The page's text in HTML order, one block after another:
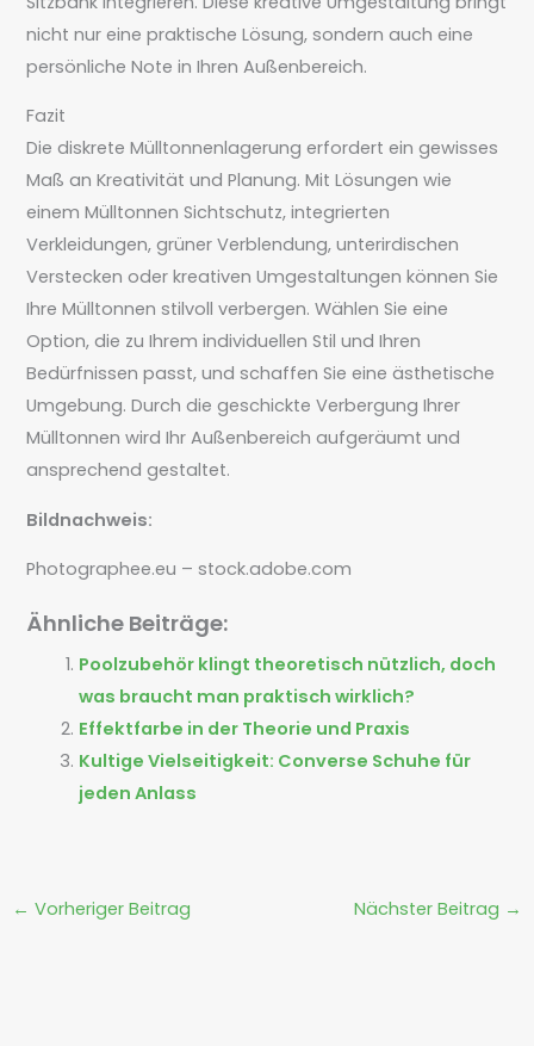
nicht nur eine praktische Lösung, sondern auch eine
persönliche Note in Ihren Außenbereich.
Fazit
Die diskrete Mülltonnenlagerung erfordert ein gewisses
Maß an Kreativität und Planung. Mit Lösungen wie
einem Mülltonnen Sichtschutz, integrierten
Verkleidungen, grüner Verblendung, unterirdischen
Verstecken oder kreativen Umgestaltungen können Sie
Ihre Mülltonnen stilvoll verbergen. Wählen Sie eine
Option, die zu Ihrem individuellen Stil und Ihren
Bedürfnissen passt, und schaffen Sie eine ästhetische
Umgebung. Durch die geschickte Verbergung Ihrer
Mülltonnen wird Ihr Außenbereich aufgeräumt und
ansprechend gestaltet.
Bildnachweis:
Photographee.eu – stock.adobe.com
Ähnliche Beiträge:
Poolzubehör klingt theoretisch nützlich, doch
was braucht man praktisch wirklich?
Effektfarbe in der Theorie und Praxis
Kultige Vielseitigkeit: Converse Schuhe für
jeden Anlass
← Vorheriger Beitrag Nächster Beitrag →